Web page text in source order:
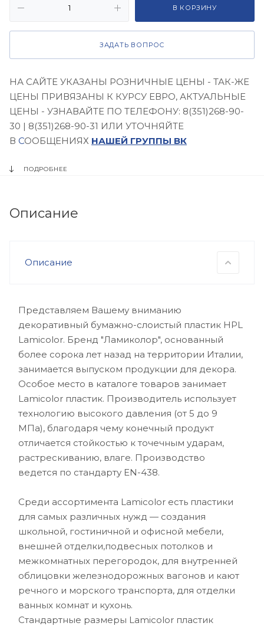
В КОРЗИНУ
ЗАДАТЬ ВОПРОС
НА САЙТЕ УКАЗАНЫ РОЗНИЧНЫЕ ЦЕНЫ - ТАК-ЖЕ
ЦЕНЫ ПРИВЯЗАНЫ К КУРСУ ЕВРО, АКТУАЛЬНЫЕ
ЦЕНЫ - УЗНАВАЙТЕ ПО ТЕЛЕФОНУ: 8(351)268-90-
30 | 8(351)268-90-31 ИЛИ УТОЧНЯЙТЕ
В СООБЩЕНИЯХ НАШЕЙ ГРУППЫ ВК
ПОДРОБНЕЕ
Описание
Описание
Представляем Вашему вниманию
декоративный бумажно-слоистый пластик HPL
Lamicolor. Бренд "Ламиколор", основанный
более сорока лет назад на территории Италии,
занимается выпуском продукции для декора.
Особое место в каталоге товаров занимает
Lamicolor пластик. Производитель использует
технологию высокого давления (от 5 до 9
МПа), благодаря чему конечный продукт
отличается стойкостью к точечным ударам,
растрескиванию, влаге. Производство
ведется по стандарту EN-438.
Среди ассортимента Lamicolor есть пластики
для самых различных нужд — создания
школьной, гостиничной и офисной мебели,
внешней отделки,подвесных потолков и
межкомнатных перегородок, для внутренней
облицовки железнодорожных вагонов и кают
речного и морского транспорта, для отделки
ванных комнат и кухонь.
Стандартные размеры Lamicolor пластик